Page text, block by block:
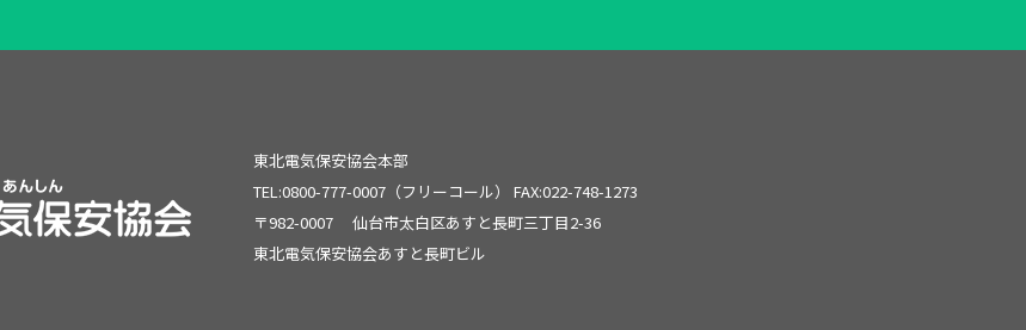
2024年7月
東北電気保安協会本部
TEL:0800-777-0007（フリーコール）FAX:022-748-1273
〒982-0007
仙台市太白区あすと長町三丁目2-36
東北電気保安協会あすと長町ビル